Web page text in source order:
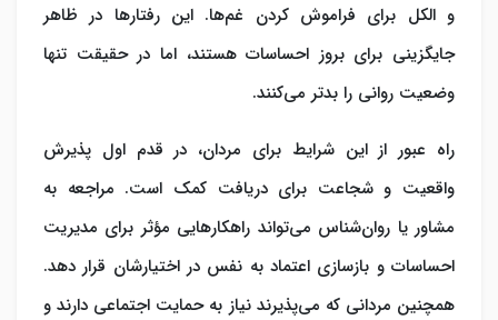
و الکل برای فراموش کردن غم‌ها. این رفتارها در ظاهر
جایگزینی برای بروز احساسات هستند، اما در حقیقت تنها
وضعیت روانی را بدتر می‌کنند.
راه عبور از این شرایط برای مردان، در قدم اول پذیرش
واقعیت و شجاعت برای دریافت کمک است. مراجعه به
مشاور یا روان‌شناس می‌تواند راهکارهایی مؤثر برای مدیریت
احساسات و بازسازی اعتماد به نفس در اختیارشان قرار دهد.
همچنین مردانی که می‌پذیرند نیاز به حمایت اجتماعی دارند و